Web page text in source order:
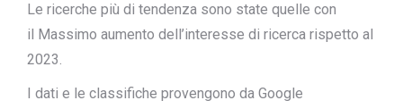
Le ricerche più di tendenza sono state quelle con
il Massimo aumento dell’interesse di ricerca rispetto al
2023.
I dati e le classifiche provengono da Google